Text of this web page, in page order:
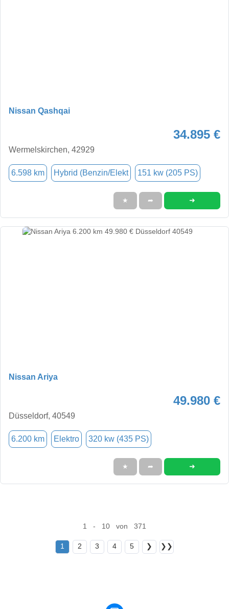
Nissan Qashqai
34.895 €
Wermelskirchen, 42929
6.598 km Hybrid (Benzin/Elekt 151 kw (205 PS)
★ ➦ ➜
Nissan Ariya
49.980 €
Düsseldorf, 40549
6.200 km Elektro 320 kw (435 PS)
★ ➦ ➜
1 - 10 von 371
1 2 3 4 5 ❯ ❯❯